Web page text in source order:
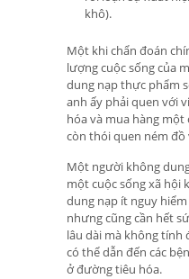
khô).
Một khi chẩn đoán
lượng cuộc sống của
dung nạp thực phẩm
anh ấy phải quen với
hóa và mua hàng
còn thói quen ném đồ
Một người không
một cuộc sống xã hội
dung nạp ít nguy
nhưng cũng cần hết
lâu dài mà không tính
có thể dẫn đến các
ở đường tiêu hóa.